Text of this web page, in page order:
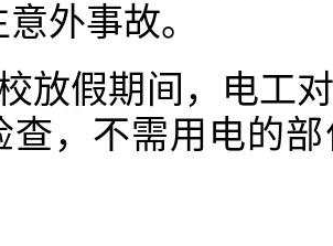
外事故。
放假期间，电工
查，不需用电的